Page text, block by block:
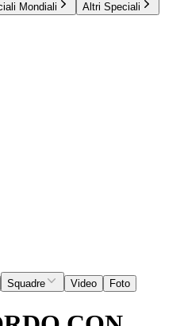
Mondiali Altri Speciali
Squadre Video Foto